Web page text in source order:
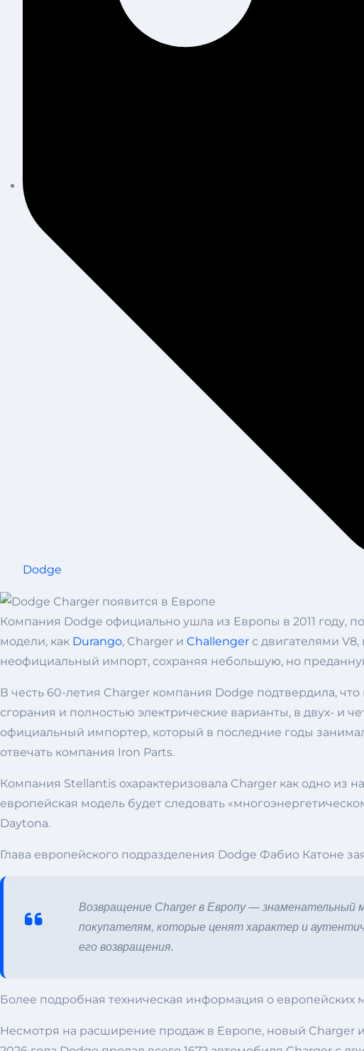
Dodge
Компания Dodge официально ушла из Европы в 2011 году,
модели, как Durango, Charger и Challenger с двигателями
неофициальный импорт, сохраняя небольшую, но
В честь 60-летия Charger компания Dodge подтвердила,
сгорания и полностью электрические варианты, в двух- и
официальный импортер, который в последние годы
отвечать компания Iron Parts.
Компания Stellantis охарактеризовала Charger как одно из
европейская модель будет следовать
Daytona.
Глава европейского подразделения Dodge Фабио Катоне
Возвращение Charger в Европу — знаменательный
покупателям, которые ценят характер и
его возвращения.
Более подробная техническая информация о европейских
Несмотря на расширение продаж в Европе, новый Charger